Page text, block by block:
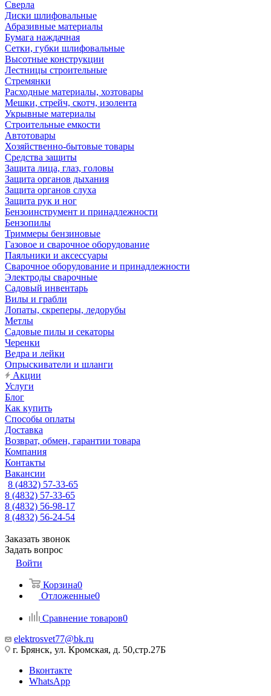
Сверла
Диски шлифовальные
Абразивные материалы
Бумага наждачная
Сетки, губки шлифовальные
Высотные конструкции
Лестницы строительные
Стремянки
Расходные материалы, хозтовары
Мешки, стрейч, скотч, изолента
Укрывные материалы
Строительные емкости
Автотовары
Хозяйственно-бытовые товары
Средства защиты
Защита лица, глаз, головы
Защита органов дыхания
Защита органов слуха
Защита рук и ног
Бензоинструмент и принадлежности
Бензопилы
Триммеры бензиновые
Газовое и сварочное оборудование
Паяльники и аксессуары
Сварочное оборудование и принадлежности
Электроды сварочные
Садовый инвентарь
Вилы и грабли
Лопаты, скреперы, ледорубы
Метлы
Садовые пилы и секаторы
Черенки
Ведра и лейки
Опрыскиватели и шланги
Акции
Услуги
Блог
Как купить
Способы оплаты
Доставка
Возврат, обмен, гарантии товара
Компания
Контакты
Вакансии
8 (4832) 57-33-65
8 (4832) 57-33-65
8 (4832) 56-98-17
8 (4832) 56-24-54
Заказать звонок
Задать вопрос
Войти
Корзина0
Отложенные0
Сравнение товаров0
elektrosvet77@bk.ru
г. Брянск, ул. Кромская, д. 50,стр.27Б
Вконтакте
WhatsApp